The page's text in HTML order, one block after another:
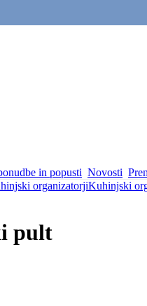
in popusti Novosti
organizatorjiKuhinjski
pult